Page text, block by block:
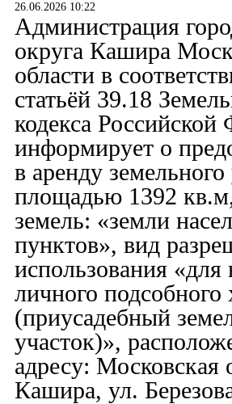
26.06.2026 10:22
Администрация
округа Кашира
области в
статьёй 39.18
кодекса Российской
информирует о
в аренду земельного
площадью 1392
земель: «земли
пунктов», вид
использования «для
личного подсобного
(приусадебный
участок)»,
адресу: Московская
Кашира, ул.